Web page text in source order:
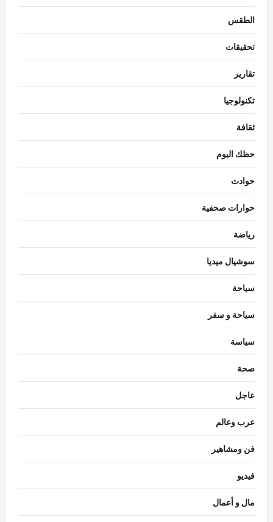
الطقس
تحقيقات
تقارير
تكنولوجيا
ثقافة
حظك اليوم
حوادث
حوارات صحفية
رياضة
سوشيال ميديا
سياحة
سياحة و سفر
سياسة
صحة
عاجل
عرب وعالم
فن ومشاهير
فيديو
مال و أعمال
3
4